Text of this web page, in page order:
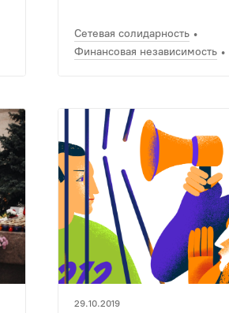
Сетевая солидарность
Финансовая независимость
29.10.2019